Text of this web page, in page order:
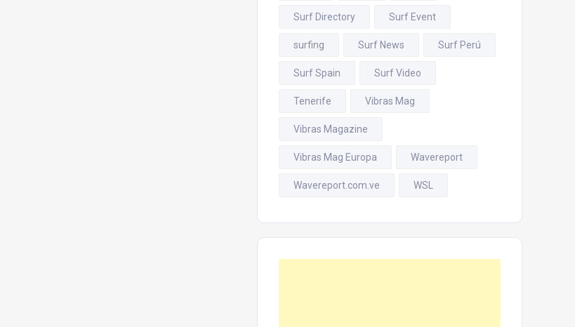
Surf Directory Surf Event
surfing Surf News Surf Perú
Surf Spain Surf Video
Tenerife Vibras Mag
Vibras Magazine
Vibras Mag Europa Wavereport
Wavereport.com.ve WSL